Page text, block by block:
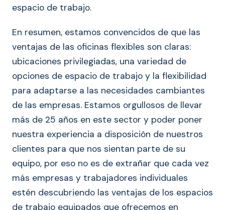
espacio de trabajo.
En resumen, estamos convencidos de que las
ventajas de las oficinas flexibles son claras:
ubicaciones privilegiadas, una variedad de
opciones de espacio de trabajo y la flexibilidad
para adaptarse a las necesidades cambiantes
de las empresas. Estamos orgullosos de llevar
más de 25 años en este sector y poder poner
nuestra experiencia a disposición de nuestros
clientes para que nos sientan parte de su
equipo, por eso no es de extrañar que cada vez
más empresas y trabajadores individuales
estén descubriendo las ventajas de los espacios
de trabajo equipados que ofrecemos en